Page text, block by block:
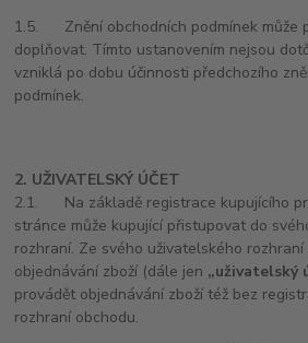
1.5. Znění obchodních podmínek může
doplňovat. Tímto ustanovením nejsou
vzniklá po dobu účinnosti předchozího
podmínek.
2. UŽIVATELSKÝ ÚČET
2.1. Na základě registrace kupujícího
stránce může kupující přistupovat do
rozhraní. Ze svého uživatelského
objednávání zboží (dále jen „uživatelský
provádět objednávání zboží též bez
rozhraní obchodu.